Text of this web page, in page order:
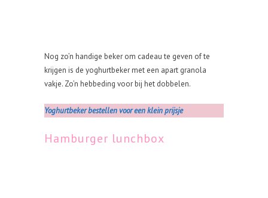
Nog zo’n handige beker om cadeau te geven of te
krijgen is de yoghurtbeker met een apart granola
vakje. Zo’n hebbeding voor bij het dobbelen.
Yoghurtbeker bestellen voor een klein prijsje
Hamburger lunchbox